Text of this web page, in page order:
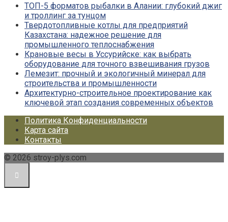
ТОП-5 форматов рыбалки в Алании: глубокий джиг
и троллинг за тунцом
Твердотопливные котлы для предприятий
Казахстана: надежное решение для
промышленного теплоснабжения
Крановые весы в Уссурийске: как выбрать
оборудование для точного взвешивания грузов
Лемезит: прочный и экологичный минерал для
строительства и промышленности
Архитектурно-строительное проектирование как
ключевой этап создания современных объектов
Политика Конфиденциальности
Карта сайта
Контакты
© 2026 stroy-plys.com